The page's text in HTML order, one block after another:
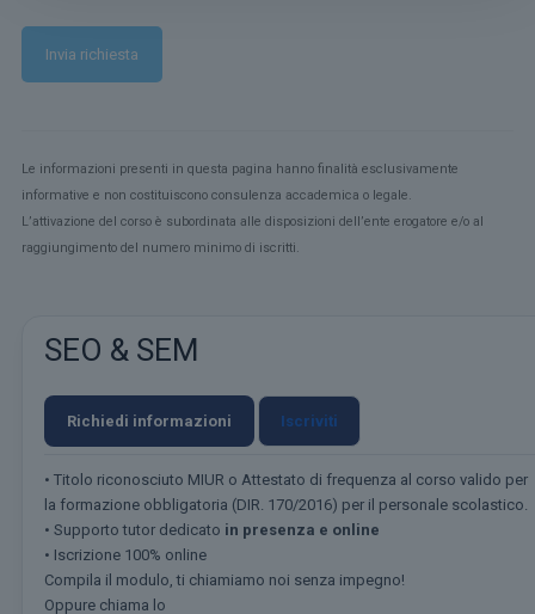
Le informazioni presenti in questa pagina hanno finalità esclusivamente
informative e non costituiscono consulenza accademica o legale.
L’attivazione del corso è subordinata alle disposizioni dell’ente erogatore e/o al
raggiungimento del numero minimo di iscritti.
SEO & SEM
Richiedi informazioni Iscriviti
• Titolo riconosciuto MIUR o Attestato di frequenza al corso valido per
la formazione obbligatoria (DIR. 170/2016) per il personale scolastico.
• Supporto tutor dedicato in presenza e online
• Iscrizione 100% online
Compila il modulo, ti chiamiamo noi senza impegno!
Oppure chiama lo